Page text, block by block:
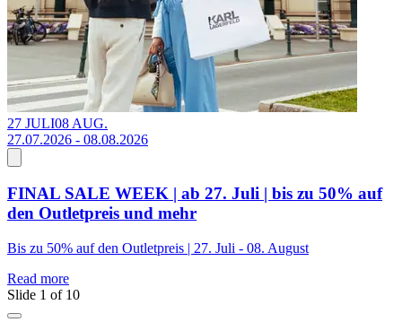
27 JULI08 AUG.
27.07.2026 - 08.08.2026
FINAL SALE WEEK | ab 27. Juli | bis zu 50% auf
den Outletpreis und mehr
Bis zu 50% auf den Outletpreis | 27. Juli - 08. August
Read more
Slide 1 of 10